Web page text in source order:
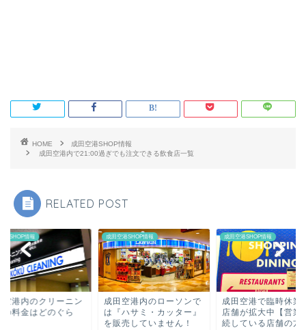
HOME
成田空港SHOP情報
成田空港内で21:00過ぎでも注文できる飲食店一覧
RELATED POST
港SHOP情報
空港内のクリーニン
の料金はどのぐら
成田空港SHOP情報
成田空港内のローソンで
は『ハサミ・カッター』
を販売していません！
成田空港SHOP情報
成田空港で臨時休業
店舗が拡大中【営業
続している店舗の方